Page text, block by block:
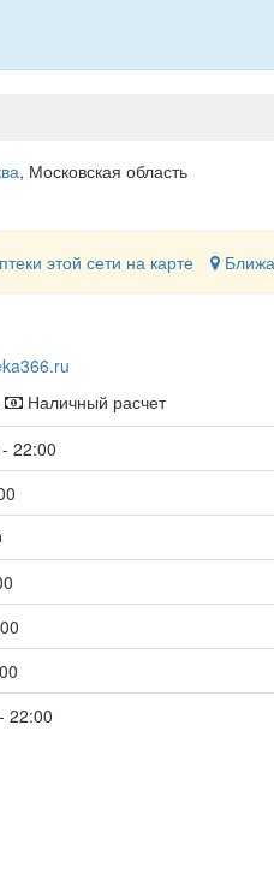
, Московская область
этой сети на карте
Наличный расчет
22:00
22:00